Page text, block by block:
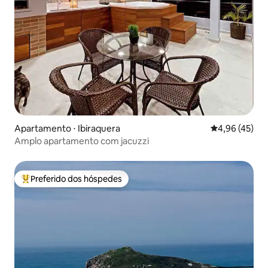
Apartamento ⋅ Ibiraquera 4,96 de uma
4,96 (45)
Amplo apartamento com jacuzzi
Entre os melhores preferidos dos hóspedes
Preferido dos hóspedes